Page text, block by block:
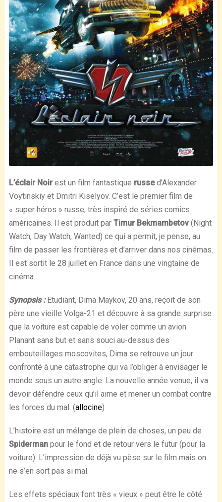
L’éclair Noirest un film fantastique russed’Alexander
Voytinskiy et Dmitri Kiselyov. C’est le premier film de
« super héros » russe, très inspiré de séries comics
américaines. Il est produit par Timur Bekmambetov(Night
Watch, Day Watch, Wanted) ce qui a permit, je pense, au
film de passer les frontières et d’arriver dans nos cinémas.
Il est sortit le 28 juillet en France dans une vingtaine de
cinéma.
Synopsis :Etudiant, Dima Maykov, 20 ans, reçoit de son
père une vieille Volga-21 et découvre à sa grande surprise
que la voiture est capable de voler comme un avion.
Planant sans but et sans souci au-dessus des
embouteillages moscovites, Dima se retrouve un jour
confronté à une catastrophe qui va l’obliger à envisager le
monde sous un autre angle. La nouvelle année venue, il va
devoir défendre ceux qu’il aime et mener un combat contre
les forces du mal. (allocine)
L’histoire est un mélange de plein de choses, un peu de
Spidermanpour le fond et de retour vers le futur (pour la
voiture). L’impression de déjà vu pèse sur le film mais on
ne s’en sort pas si mal.
Les effets spéciaux font très « vieux » peut être le côté